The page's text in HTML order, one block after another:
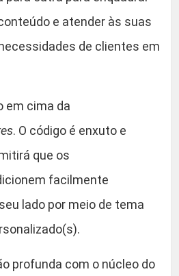
e atender às suas
de clientes em
em cima da
. O código é enxuto e
que os
facilmente
lado por meio de tema
profunda com o núcleo do